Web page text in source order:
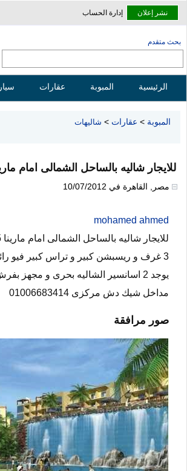
نشر إعلان إدارة الحساب
بحث متقدم
الرئيسية المبوبة عقارات
المبوبة > عقارات > شاليهات
للايجار شاليه بالساحل الشمالى امام مارينا 5 بقرية داون تاون
مصر القاهرة في 10/07/2012
mohamed ahmed
للايجار شاليه بالساحل الشمالى امام مارينا 5 بقرية داون تاون مارينا
3 غرف و ريسبشن كبير و تراس كبير فيو رائع على الشلال و حمام السباحه و منطقة الملاعب
يوجد 2 اسانسير الشاليه بحرى و مجهز بفرش مودرن جديد
مداخل شيك دش مركزى 01006683414
صور مرافقة